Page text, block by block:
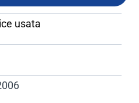
usata